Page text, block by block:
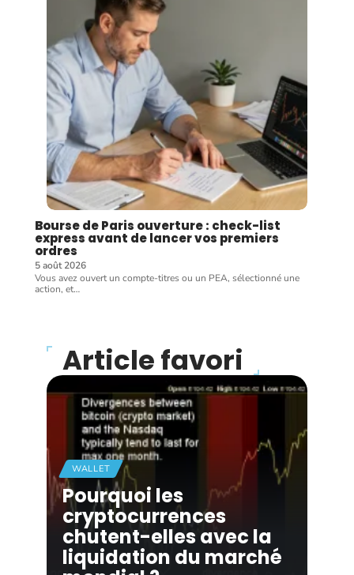
Bourse de Paris ouverture : check-list
express avant de lancer vos premiers
ordres
5 août 2026
Vous avez ouvert un compte-titres ou un PEA, sélectionné une
action, et…
Article favori
WALLET
Pourquoi les
cryptocurrences
chutent-elles avec la
liquidation du marché